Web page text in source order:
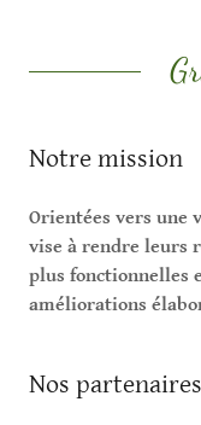
Notre mission
Orientées vers une
vise à rendre leurs
plus fonctionnelles
améliorations
Nos partenaires